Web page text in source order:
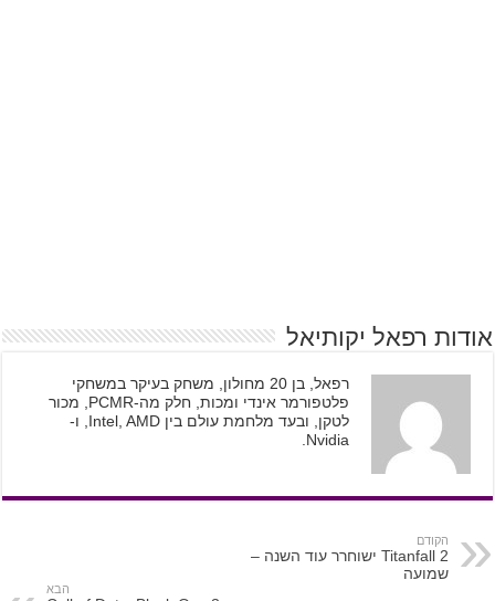
אודות רפאל יקותיאל
רפאל, בן 20 מחולון, משחק בעיקר במשחקי
פלטפורמר אינדי ומכות, חלק מה-PCMR, מכור
לטקן, ובעד מלחמת עולם בין Intel, AMD, ו-
Nvidia.
הקודם
Titanfall 2 ישוחרר עוד השנה –
שמועה
הבא